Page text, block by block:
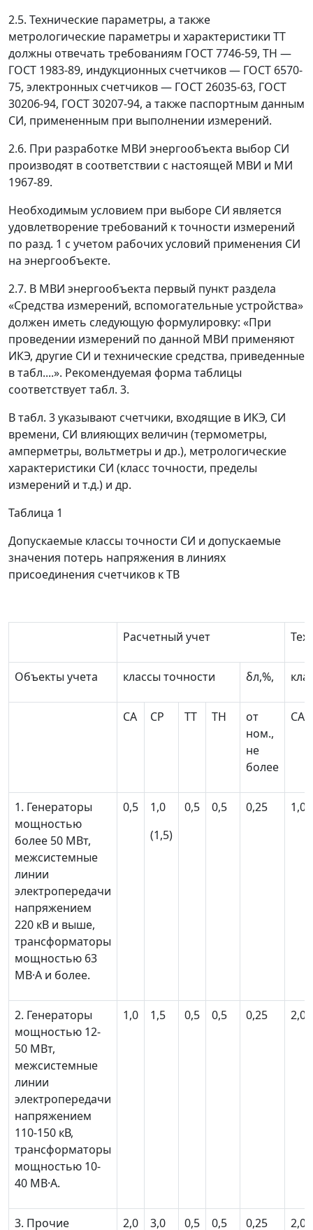
2.5. Технические параметры, а также
метрологические параметры и характеристики ТТ
должны отвечать требованиям ГОСТ 7746-59, ТН —
ГОСТ 1983-89, индукционных счетчиков— ГОСТ 6570-
75, электронных счетчиков— ГОСТ 26035-63, ГОСТ
30206-94, ГОСТ 30207-94, а также паспортным данным
СИ, примененным при выполнении измерений.
2.6. При разработке МВИ энергообъекта выбор СИ
производят в соответствии с настоящей МВИ и МИ
1967-89.
Необходимым условием при выборе СИ является
удовлетворение требований к точности измерений
по разд. 1 с учетом рабочих условий применения СИ
на энергообъекте.
2.7. В МВИ энергообъекта первый пункт раздела
«Средства измерений, вспомогательные устройства»
должен иметь следующую формулировку: «При
проведении измерений по данной МВИ применяют
ИКЭ, другие СИ и технические средства, приведенные
в табл....». Рекомендуемая форма таблицы
соответствует табл. 3.
В табл. 3 указывают счетчики, входящие в ИКЭ, СИ
времени, СИ влияющих величин (термометры,
амперметры, вольтметры и др.), метрологические
характеристики СИ (класс точности, пределы
измерений и т.д.) и др.
Таблица 1
Допускаемые классы точности СИ и допускаемые
значения потерь напряжения в линиях
присоединения счетчиков к ТВ
Расчетный учет
Объекты учета классы точности δл,%,
СА СР ТТ ТН
от
ном.,
не
более
СА
1. Генераторы
мощностью
более 50 МВт,
межсистемные
линии
электропередачи
напряжением
220 кВ и выше,
трансформаторы
мощностью 63
МВ·А и более.
0,5
1,0
(1,5)
0,5 0,5 0,25 1,0
2. Генераторы
мощностью 12-
50 МВт,
межсистемные
линии
электропередачи
напряжением
110-150 кВ,
трансформаторы
мощностью 10-
40 МВ·А.
1,0 1,5 0,5 0,5 0,25 2,0
3. Прочие 2,0 3,0 0,5 0,5 0,25 2,0